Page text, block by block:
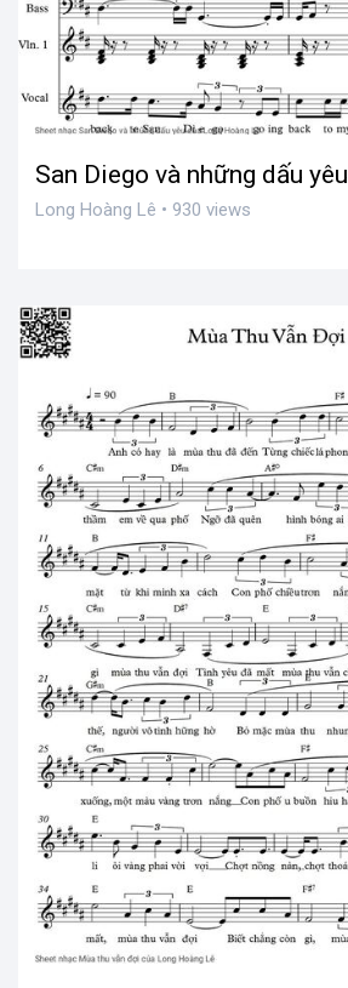
San Diego và những dấu yêu
Long Hoàng Lê • 930 views